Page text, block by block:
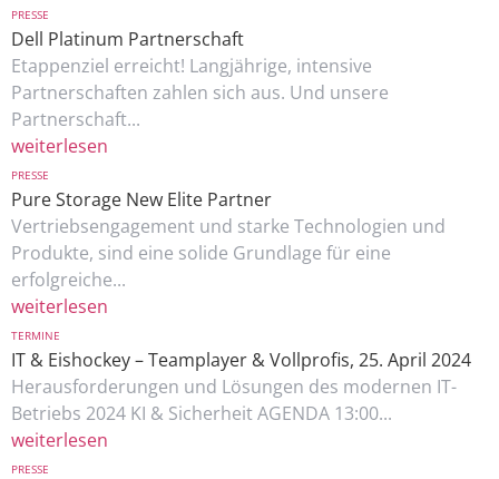
PRESSE
Dell Platinum Partnerschaft
Etappenziel erreicht! Langjährige, intensive
Partnerschaften zahlen sich aus. Und unsere
Partnerschaft...
weiterlesen
PRESSE
Pure Storage New Elite Partner
Vertriebsengagement und starke Technologien und
Produkte, sind eine solide Grundlage für eine
erfolgreiche...
weiterlesen
TERMINE
IT & Eishockey – Teamplayer & Vollprofis, 25. April 2024
Herausforderungen und Lösungen des modernen IT-
Betriebs 2024 KI & Sicherheit AGENDA 13:00...
weiterlesen
PRESSE